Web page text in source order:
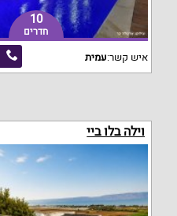
10
חדרים
איש קשר:עמית
וילה בלו ביי